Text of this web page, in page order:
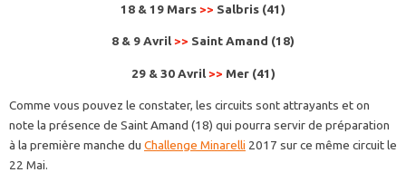
18 & 19 Mars>> Salbris (41)
8 & 9 Avril>> Saint Amand (18)
29 & 30 Avril>> Mer (41)
Comme vous pouvez le constater, les circuits sont attrayants et on
note la présence de Saint Amand (18) qui pourra servir de préparation
à la première manche du Challenge Minarelli 2017 sur ce même circuit le
22 Mai.